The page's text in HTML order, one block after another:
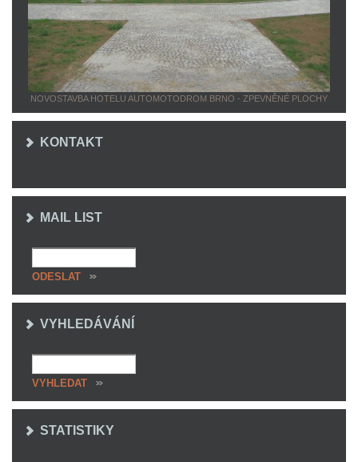
NOVOSTAVBA HOTELU AUTOMOTODROM BRNO - ZPEVNĚNÉ PLOCHY
KONTAKT
MAIL LIST
VYHLEDÁVÁNÍ
STATISTIKY